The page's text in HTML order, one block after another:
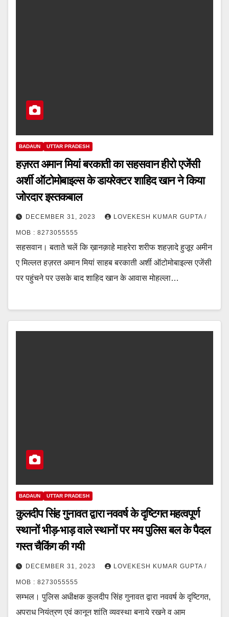
BADAUN UTTAR PRADESH
हज़रत अमान मियां बरकाती का सहसवान हीरो एजेंसी
अर्शी ऑटोमोबाइल्स के डायरेक्टर शाहिद खान ने किया
जोरदार इस्तकबाल
DECEMBER 31, 2023 LOVEKESH KUMAR GUPTA /
MOB : 8273055555
सहसवान। बताते चलें कि ख़ानक़ाहे माहरेरा शरीफ शहज़ादे हुजू़र अमीन
ए मिल्लत हज़रत अमान मियां साहब बरकाती अर्शी ऑटोमोबाइल्स एजेंसी
पर पहुंचने पर उसके बाद शाहिद खान के आवास मोहल्ला…
BADAUN UTTAR PRADESH
कुलदीप सिंह गुनावत द्वारा नववर्ष के दृष्टिगत महत्वपूर्ण
स्थानों भीड़-भाड़ वाले स्थानों पर मय पुलिस बल के पैदल
गस्त चैकिंग की गयी
DECEMBER 31, 2023 LOVEKESH KUMAR GUPTA /
MOB : 8273055555
सम्भल। पुलिस अधीक्षक कुलदीप सिंह गुनावत द्वारा नववर्ष के दृष्टिगत,
अपराध नियंत्रण एवं कानून शांति व्यवस्था बनाये रखने व आम